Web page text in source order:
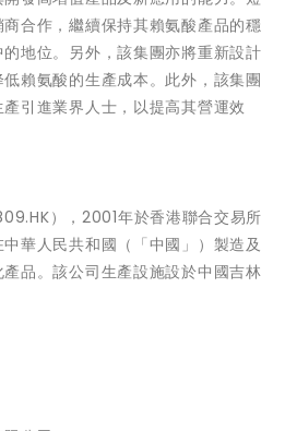
合作，繼續保持其賴氨酸產品的穩
地位。另外，該集團亦將重新設計
賴氨酸的生產成本。此外，該集團
引進業界人士，以提高其營運效
），2001年於香港聯合交易所
華人民共和國（「中國」）製造及
品。該公司生產設施設於中國吉林